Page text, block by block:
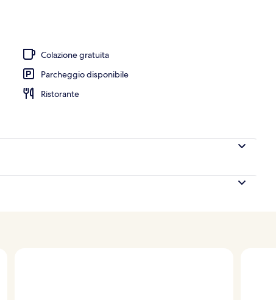
Colazione gratuita
Parcheggio disponibile
Ristorante